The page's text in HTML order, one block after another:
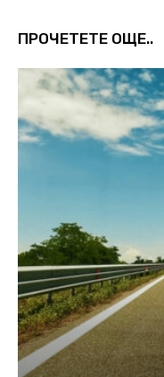
ПРОЧЕТЕТЕ ОЩЕ..